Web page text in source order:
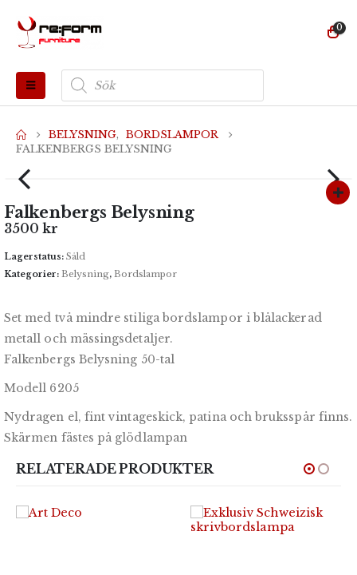
0
Produktsökning
BELYSNING, BORDSLAMPOR
FALKENBERGS BELYSNING
Falkenbergs Belysning
3500 kr
Lagerstatus: Såld
Kategorier: Belysning, Bordslampor
Set med två mindre stiliga bordslampor i blålackerad
metall och mässingsdetaljer.
Falkenbergs Belysning 50-tal
Modell 6205
Nydragen el, fint vintageskick, patina och bruksspår finns.
Skärmen fästes på glödlampan
RELATERADE PRODUKTER